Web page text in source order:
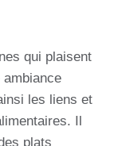
qui plaisent
les liens et
Il
plats